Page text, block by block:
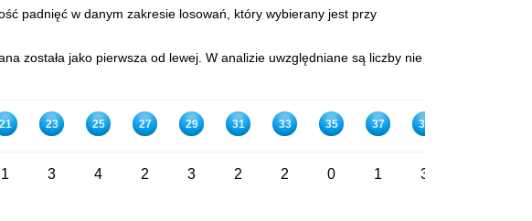
padnięć w danym zakresie losowań, który wybierany jest przy
została jako pierwsza od lewej. W analizie uwzględniane są liczby nie
23 25 27 29 31 33 35 37 39
1 3 4 2 3 2 2 0 1 3